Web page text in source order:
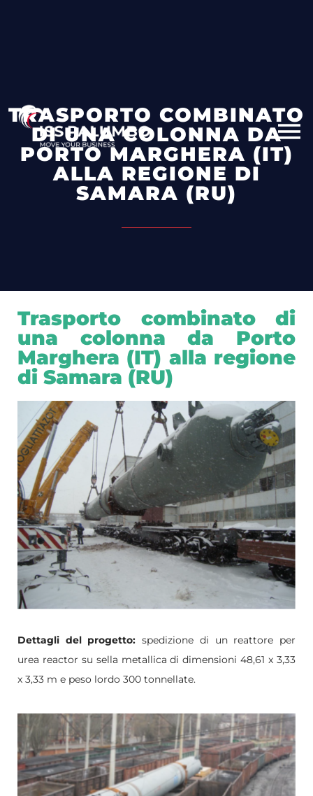
TRASPORTO COMBINATO
DI UNA COLONNA DA
PORTO MARGHERA (IT)
ALLA REGIONE DI
SAMARA (RU)​
Trasporto combinato di
una colonna da Porto
Marghera (IT) alla regione
di Samara (RU)
Dettagli del progetto:spedizione di un reattore per
urea reactor su sella metallica di dimensioni 48,61 x 3,33
x 3,33 m e peso lordo 300 tonnellate.